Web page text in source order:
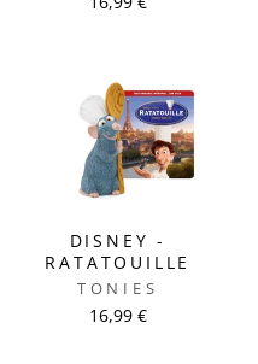
DISNEY -
RATATOUILLE
TONIES
16,99 €